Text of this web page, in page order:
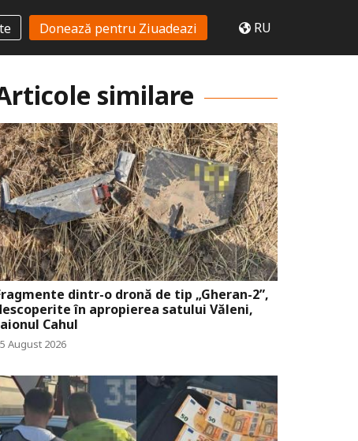
Donează pentru Ziuadeazi RU
similare
dintr-o dronă de tip „Gheran-2”,
în apropierea satului Văleni,
Cahul
August 2026